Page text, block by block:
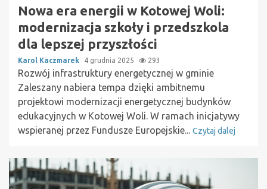
Nowa era energii w Kotowej Woli:
modernizacja szkoły i przedszkola
dla lepszej przyszłości
Karol Kaczmarek 4 grudnia 2025 293
Rozwój infrastruktury energetycznej w gminie
Zaleszany nabiera tempa dzięki ambitnemu
projektowi modernizacji energetycznej budynków
edukacyjnych w Kotowej Woli. W ramach inicjatywy
wspieranej przez Fundusze Europejskie... Czytaj dalej